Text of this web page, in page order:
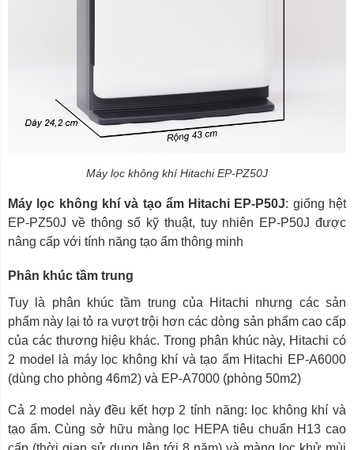
Máy lọc không khí Hitachi EP-PZ50J
Máy lọc không khí và tạo ẩm Hitachi EP-P50J: giống hệt
EP-PZ50J về thông số kỹ thuật, tuy nhiên EP-P50J được
nâng cấp với tính năng tạo ẩm thông minh
Phân khúc tầm trung
Tuy là phân khúc tầm trung của Hitachi nhưng các sản
phẩm này lại tỏ ra vượt trội hơn các dòng sản phẩm cao cấp
của các thương hiệu khác. Trong phân khúc này, Hitachi có
2 model là máy lọc không khí và tạo ẩm Hitachi EP-A6000
(dùng cho phòng 46m2) và EP-A7000 (phòng 50m2)
Cả 2 model này đều kết hợp 2 tính năng: lọc không khí và
tạo ẩm. Cùng sở hữu màng lọc HEPA tiêu chuẩn H13 cao